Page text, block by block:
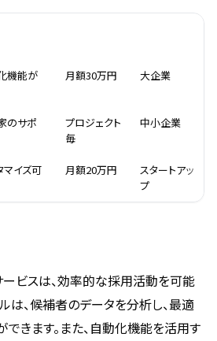
機能が
月額30万円 大企業
のサポ
プロジェクト
毎
中小企業
マイズ可
月額20万円
スタートアッ
プ
ービスは、効率的な採用活動を可能
は、候補者のデータを分析し、最適
きます。また、自動化機能を活用す